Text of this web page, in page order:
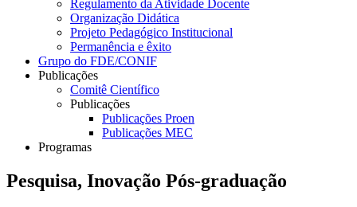
Regulamento da Atividade Docente
Organização Didática
Projeto Pedagógico Institucional
Permanência e êxito
Grupo do FDE/CONIF
Publicações
Comitê Científico
Publicações
Publicações Proen
Publicações MEC
Programas
Pesquisa, Inovação Pós-graduação